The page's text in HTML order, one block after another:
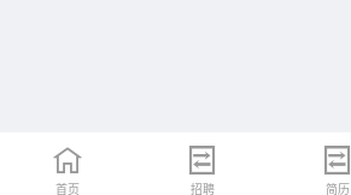
首页 招聘 简历